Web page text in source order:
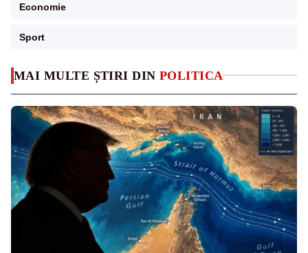
MAI MULTE ȘTIRI DIN POLITICA
Economie
Sport